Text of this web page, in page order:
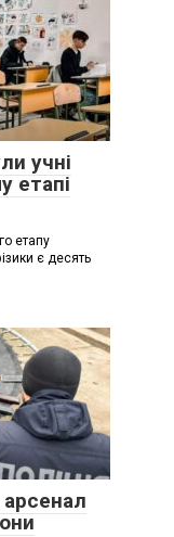
учні
етапі
етапу
є десять